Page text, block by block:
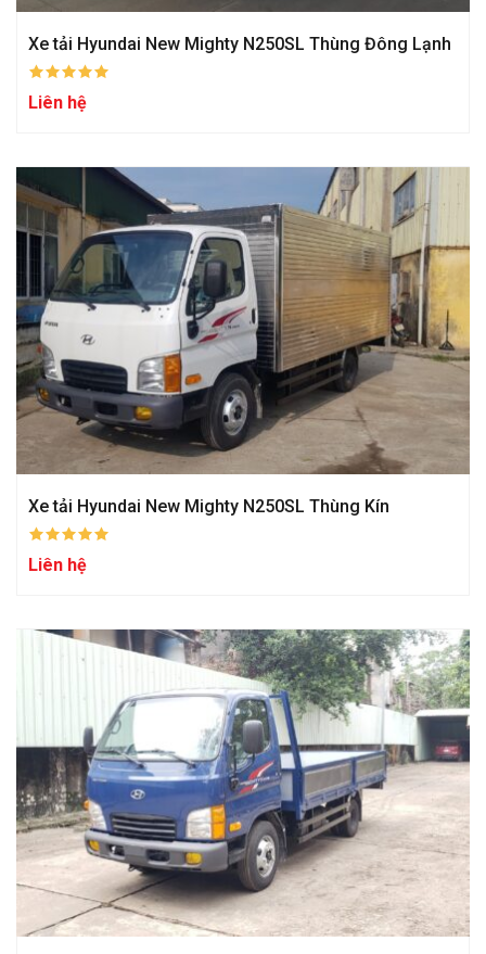
Xe tải Hyundai New Mighty N250SL Thùng Đông Lạnh
Liên hệ
Xe tải Hyundai New Mighty N250SL Thùng Kín
Liên hệ